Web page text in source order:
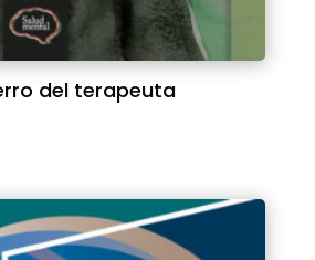
del terapeuta